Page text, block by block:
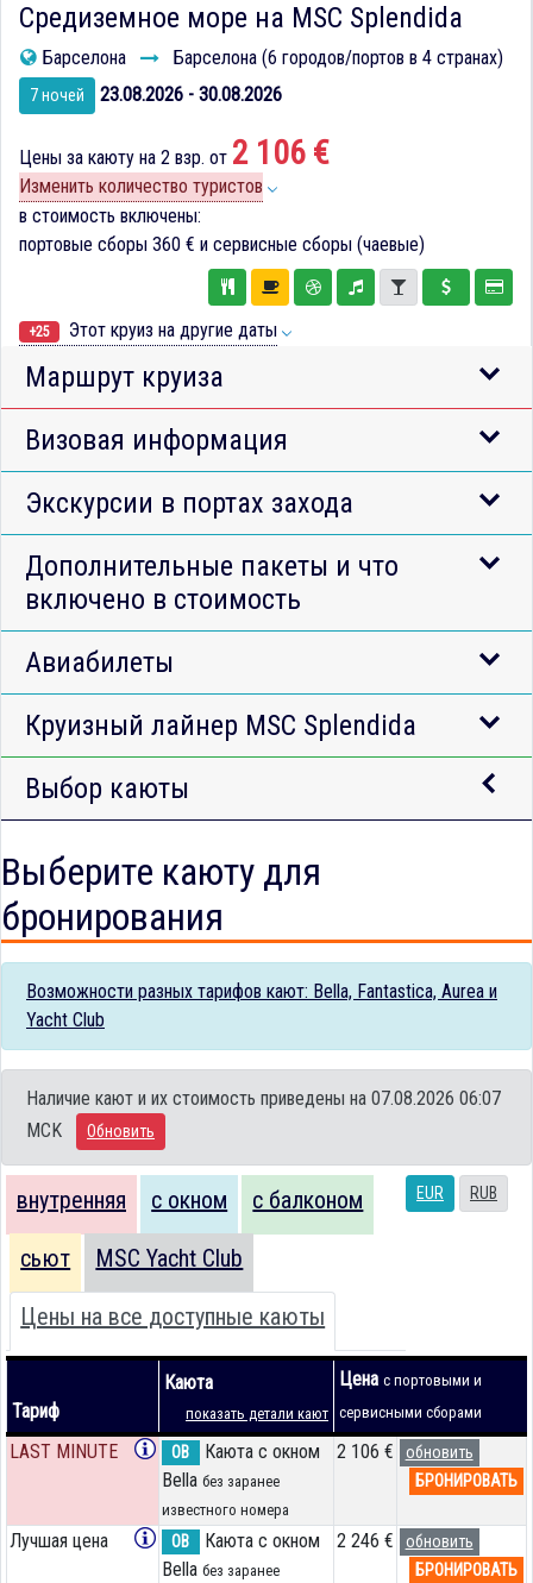
Средиземное море на MSC Splendida
Барселона Барселона (6 городов/портов в 4 странах)
7 ночей 23.08.2026 - 30.08.2026
Цены за каюту на 2 взр. от 2 106 €
Изменить количество туристов
в стоимость включены:
портовые сборы 360 € и сервисные сборы (чаевые)
+25 Этот круиз на другие даты
Маршрут круиза
Визовая информация
Экскурсии в портах захода
Дополнительные пакеты и что
включено в стоимость
Авиабилеты
Круизный лайнер MSC Splendida
Выбор каюты
Выберите каюту для
бронирования
Возможности разных тарифов кают: Bella, Fantastica, Aurea и
Yacht Club
Наличие кают и их стоимость приведены на 07.08.2026 06:07
MCK
Обновить
EUR RUB
внутренняя с окном с балконом
сьют MSC Yacht Club
Цены на все доступные каюты
Тариф
Каюта
показать детали кают
Цена с портовыми и
сервисными сборами
LAST MINUTE OB
Каюта с окном
Bella без заранее
известного номера
2 106 €
обновить
БРОНИРОВАТЬ
Лучшая цена OB
Каюта с окном
Bella без заранее
2 246 €
обновить
БРОНИРОВАТЬ